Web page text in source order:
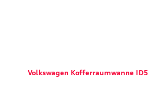
Volkswagen Kofferraumwanne ID5